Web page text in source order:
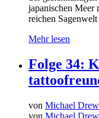
japanischen Meer
reichen
Mehr lesen
Folge 34:
von Michael